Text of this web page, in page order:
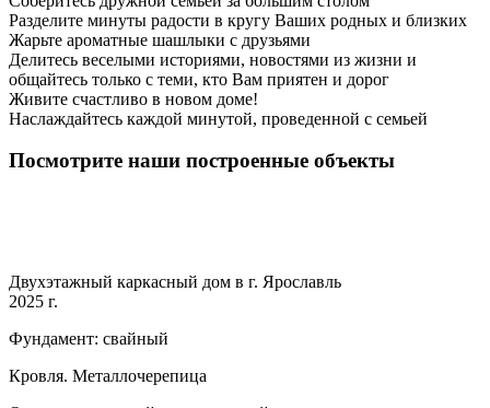
Разделите минуты радости в кругу Ваших родных и близких
Жарьте ароматные шашлыки с друзьями
Делитесь веселыми историями, новостями из жизни и
общайтесь только с теми, кто Вам приятен и дорог
Живите счастливо в новом доме!
Наслаждайтесь каждой минутой, проведенной с семьей
Посмотрите наши построенные объекты
Двухэтажный каркасный дом в г. Ярославль
2025 г.
Фундамент: свайный
Кровля. Металлочерепица